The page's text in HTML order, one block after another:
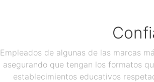
Empleados de algunas de las marcas
asegurando que tengan los formatos
establecimientos educativos